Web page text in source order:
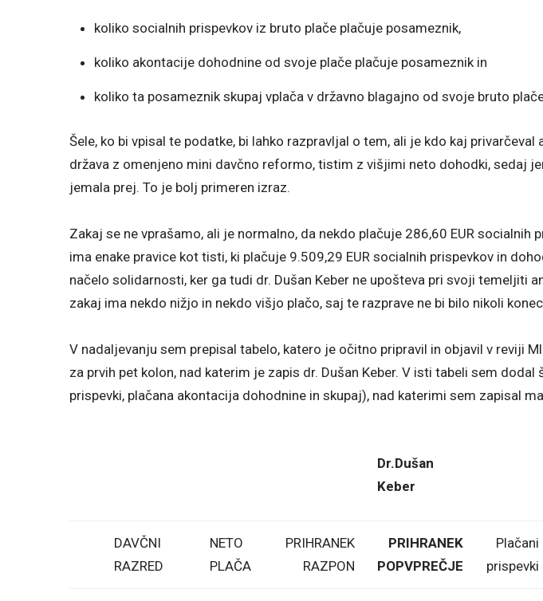
koliko socialnih prispevkov iz bruto plače plačuje posameznik,
koliko akontacije dohodnine od svoje plače plačuje posameznik in
koliko ta posameznik skupaj vplača v državno blagajno od svoje bruto
Šele, ko bi vpisal te podatke, bi lahko razpravljal o tem, ali je kdo kaj privarčeval
država z omenjeno mini davčno reformo, tistim z višjimi neto dohodki, sedaj
jemala prej. To je bolj primeren izraz.
Zakaj se ne vprašamo, ali je normalno, da nekdo plačuje 286,60 EUR socialnih
ima enake pravice kot tisti, ki plačuje 9.509,29 EUR socialnih prispevkov in
načelo solidarnosti, ker ga tudi dr. Dušan Keber ne upošteva pri svoji temeljiti
zakaj ima nekdo nižjo in nekdo višjo plačo, saj te razprave ne bi bilo nikoli
V nadaljevanju sem prepisal tabelo, katero je očitno pripravil in objavil v reviji
za prvih pet kolon, nad katerim je zapis dr. Dušan Keber. V isti tabeli sem dodal
prispevki, plačana akontacija dohodnine in skupaj), nad katerimi sem zapisal
Dr.Dušan
Keber
DAVČNI
RAZRED
NETO
PLAČA
PRIHRANEK
RAZPON
PRIHRANEK
POPVPREČJE
Plačani
prispevki